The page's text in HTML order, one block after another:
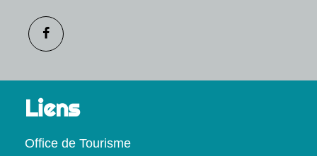
Liens
Office de Tourisme